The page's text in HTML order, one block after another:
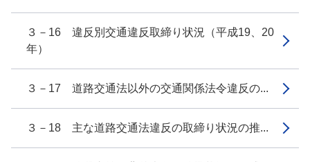
３－16 違反別交通違反取締り状況（平成19、20
年）
３－17 道路交通法以外の交通関係法令違反の...
３－18 主な道路交通法違反の取締り状況の推...